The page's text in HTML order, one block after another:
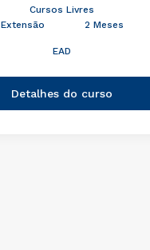
Cursos Livres
Extensão
2 Meses
EAD
Detalhes do curso